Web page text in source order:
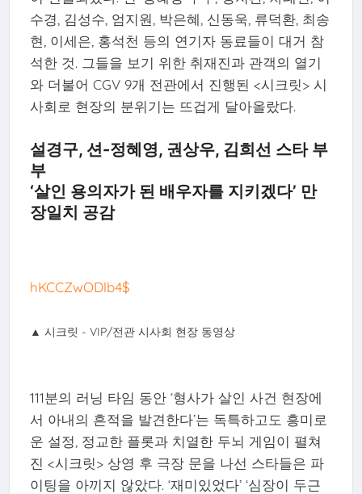
수경, 김성수, 엄지원, 박은혜, 신동욱, 류덕환, 최송
현, 이세은, 홍석천 등의 연기자 동료들이 대거 참
석한 것. 그들을 보기 위한 취재진과 관객의 열기
와 더불어 CGV 9개 전관에서 진행된 <시크릿> 시
사회로 현장의 분위기는 뜨겁게 달아올랐다.
설경구, 션-정혜영, 권상우, 김희선 스타 부
부
‘살인 용의자가 된 배우자를 지키겠다’ 만
장일치 공감
hKCCZwODlb4$
▲ 시크릿 - VIP/전관 시사회 현장 동영상
111분의 러닝 타임 동안 ‘형사가 살인 사건 현장에
서 아내의 흔적을 발견한다’는 독특하고도 흥미로
운 설정, 정교한 플롯과 치열한 두뇌 게임이 펼쳐
진 <시크릿> 상영 후 극장 문을 나선 스타들은 파
이팅을 아끼지 않았다. ‘재미있었다’ ‘심장이 두근